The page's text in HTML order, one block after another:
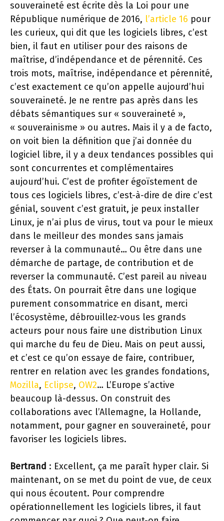
souveraineté est écrite dès la Loi pour une
République numérique de 2016, l’article 16 pour
les curieux, qui dit que les logiciels libres, c’est
bien, il faut en utiliser pour des raisons de
maîtrise, d’indépendance et de pérennité. Ces
trois mots, maîtrise, indépendance et pérennité,
c’est exactement ce qu’on appelle aujourd’hui
souveraineté. Je ne rentre pas après dans les
débats sémantiques sur « souveraineté »,
« souverainisme » ou autres. Mais il y a de facto,
on voit bien la définition que j’ai donnée du
logiciel libre, il y a deux tendances possibles qui
sont concurrentes et complémentaires
aujourd’hui. C’est de profiter égoïstement de
tous ces logiciels libres, c’est-à-dire de dire c’est
génial, souvent c’est gratuit, je peux installer
Linux, je n’ai plus de virus, tout va pour le mieux
dans le meilleur des mondes sans jamais
reverser à la communauté… Ou être dans une
démarche de partage, de contribution et de
reverser la communauté. C’est pareil au niveau
des États. On pourrait être dans une logique
purement consommatrice en disant, merci
l’écosystème, débrouillez-vous les grands
acteurs pour nous faire une distribution Linux
qui marche du feu de Dieu. Mais on peut aussi,
et c’est ce qu’on essaye de faire, contribuer,
rentrer en relation avec les grandes fondations,
Mozilla, Eclipse, OW2… L’Europe s’active
beaucoup là-dessus. On construit des
collaborations avec l’Allemagne, la Hollande,
notamment, pour gagner en souveraineté, pour
favoriser les logiciels libres.
Bertrand : Excellent, ça me paraît hyper clair. Si
maintenant, on se met du point de vue, de ceux
qui nous écoutent. Pour comprendre
opérationnellement les logiciels libres, il faut